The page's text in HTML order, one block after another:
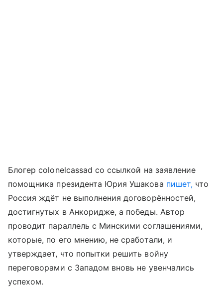
Блогер colonelcassad со ссылкой на заявление
помощника президента Юрия Ушакова пишет,что
Россия ждёт не выполнения договорённостей,
достигнутых в Анкоридже, а победы. Автор
проводит параллель с Минскими соглашениями,
которые, по его мнению, не сработали, и
утверждает, что попытки решить войну
переговорами с Западом вновь не увенчались
успехом.